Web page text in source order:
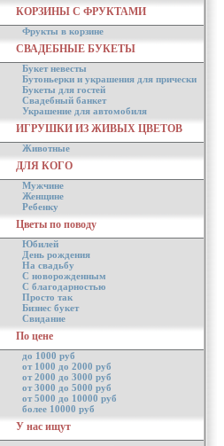
КОРЗИНЫ С ФРУКТАМИ
Фрукты в корзине
СВАДЕБНЫЕ БУКЕТЫ
Букет невесты
Бутоньерки и украшения для прически
Букеты для гостей
Свадебный банкет
Украшение для автомобиля
ИГРУШКИ ИЗ ЖИВЫХ ЦВЕТОВ
Животные
ДЛЯ КОГО
Мужчине
Женщине
Ребенку
Цветы по поводу
Юбилей
День рождения
На свадьбу
С новорожденным
С благодарностью
Просто так
Бизнес букет
Свидание
По цене
до 1000 руб
от 1000 до 2000 руб
от 2000 до 3000 руб
от 3000 до 5000 руб
от 5000 до 10000 руб
более 10000 руб
У нас ищут